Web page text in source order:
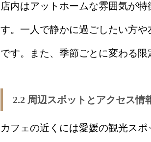
店内はアットホームな雰囲気が
す。一人で静かに過ごしたい方
です。また、季節ごとに変わる限
2.2 周辺スポットとアクセス情
カフェの近くには愛媛の観光ス